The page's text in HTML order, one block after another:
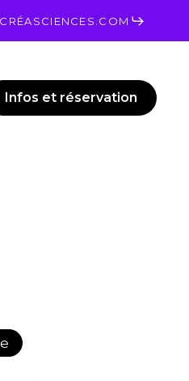
Infos et réservation